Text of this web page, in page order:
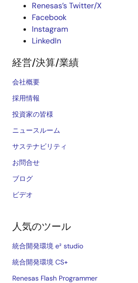
Renesas’s Twitter/X
Facebook
Instagram
LinkedIn
経営/決算/業績
会社概要
採用情報
投資家の皆様
ニュースルーム
サステナビリティ
お問合せ
ブログ
ビデオ
人気のツール
統合開発環境 e² studio
統合開発環境 CS+
Renesas Flash Programmer